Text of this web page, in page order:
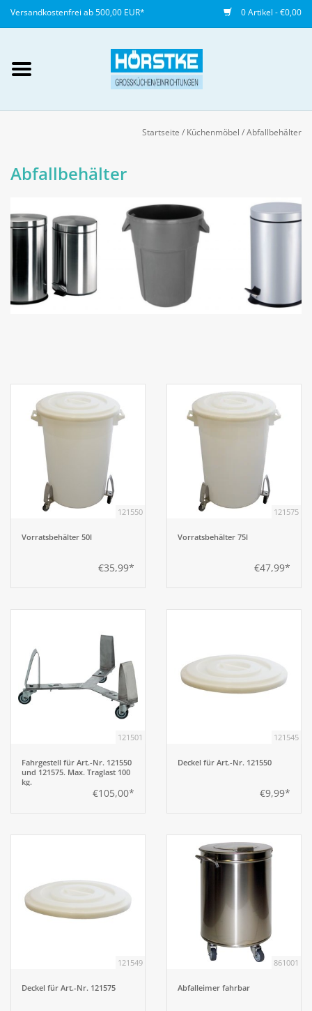
Versandkostenfrei ab 500,00 EUR* 0 Artikel - €0,00
anlegen
Gedeckter Tisch
Buffet
Fingerfood
Bar
Tafeln
Einrichtung
Berufsbekleidung
Küche
Startseite / Küchenmöbel /Abfallbehälter
Abfallbehälter
121550
Vorratsbehälter 50l
€35,99*
121575
Vorratsbehälter 75l
€47,99*
121501
Fahrgestell für Art.-Nr. 121550
und 121575. Max. Traglast 100
kg.
€105,00*
121545
Deckel für Art.-Nr. 121550
€9,99*
121549
Deckel für Art.-Nr. 121575
861001
Abfalleimer fahrbar